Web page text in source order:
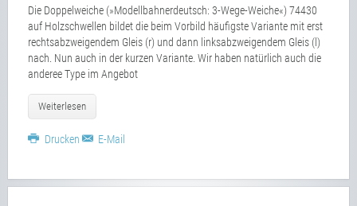
Die Doppelweiche (»Modellbahnerdeutsch: 3-Wege-Weiche«) 74430
auf Holzschwellen bildet die beim Vorbild häufigste Variante mit erst
rechtsabzweigendem Gleis (r) und dann linksabzweigendem Gleis (l)
nach. Nun auch in der kurzen Variante. Wir haben natürlich auch die
anderee Type im Angebot
Weiterlesen
Drucken E-Mail